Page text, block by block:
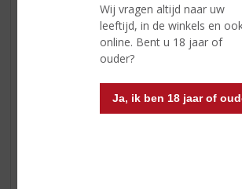
Wij vragen altijd naar uw
leeftijd, in de winkels en
online. Bent u 18 jaar of
ouder?
Ja, ik ben 18 jaar of
AANBIEDINGEN
WIJN VAN DE MAAND
WHISKY VAN DE MAAND
BIER VAN DE MAAND